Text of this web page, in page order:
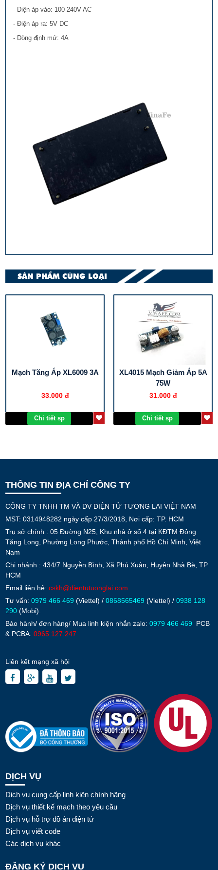
- Điện áp vào: 100-240V AC
- Điện áp ra: 5V DC
- Dòng định mứ: 4A
SẢN PHẨM CÙNG LOẠI
Mạch Tăng Áp XL6009 3A
33.000 đ
Chi tiết sp
XL4015 Mạch Giảm Áp 5A
75W
31.000 đ
Chi tiết sp
THÔNG TIN ĐỊA CHỈ CÔNG TY
CÔNG TY TNHH TM VÀ DV ĐIỆN TỬ TƯƠNG LAI VIỆT NAM
MST: 0314948282 ngày cấp 27/3/2018, Nơi cấp: TP. HCM
Trụ sở chính : 05 Đường N25, Khu nhà ở số 4 tại KĐTM Đông
Tăng Long, Phường Long Phước, Thành phố Hồ Chí Minh, Việt
Nam
Chi nhánh : 434/7 Nguyễn Bình, Xã Phú Xuân, Huyện Nhà Bè, TP
HCM
Email liên hệ: cskh@dientutuonglai.com
Tư vấn: 0979 466 469 (Viettel) / 0868565469 (Viettel) / 0938 128
290 (Mobi).
Bảo hành/ đơn hàng/ Mua linh kiện nhắn zalo: 0979 466 469
PCB
& PCBA: 0965.127.247
Liên kết mạng xã hội
DỊCH VỤ
Dịch vụ cung cấp linh kiện chính hãng
Dịch vụ thiết kế mạch theo yêu cầu
Dịch vụ hỗ trợ đồ án điện tử
Dịch vụ viết code
Các dịch vụ khác
ĐĂNG KÝ DỊCH VỤ